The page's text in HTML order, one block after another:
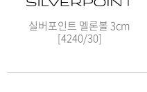
실버포인트 멜론볼 3cm
[4240/30]